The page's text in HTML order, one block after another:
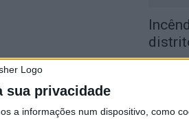
sua privacidade
a informações num dispositivo, como
7 de